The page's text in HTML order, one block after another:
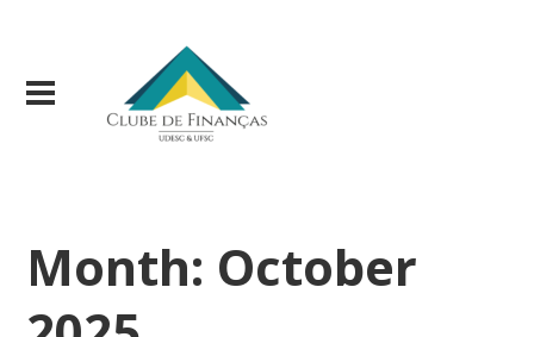
Month: October